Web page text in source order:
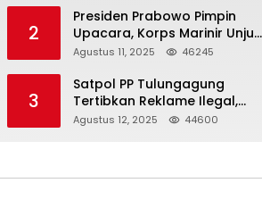
2
Presiden Prabowo Pimpin
Upacara, Korps Marinir Unjuk
Kekuatan dan Resmikan
Agustus 11, 2025 46245
3
Satpol PP Tulungagung
Tertibkan Reklame Ilegal,
Wujudkan Kota yang Rapi
Agustus 12, 2025 44600